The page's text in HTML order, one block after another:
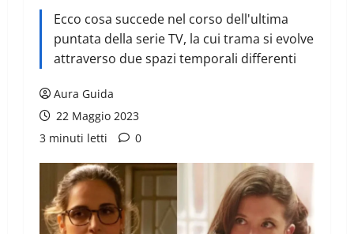
Ecco cosa succede nel corso dell'ultima
puntata della serie TV, la cui trama si evolve
attraverso due spazi temporali differenti
Aura Guida
22 Maggio 2023
3 minuti letti
0